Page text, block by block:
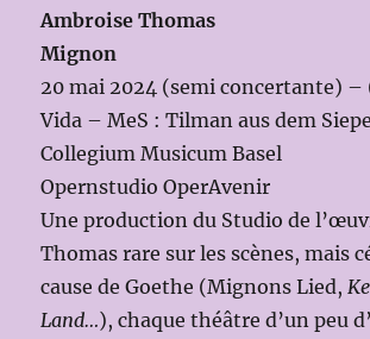
Ambroise Thomas
Mignon
20 mai 2024 (semi concertante) –
Vida – MeS : Tilman aus dem
Collegium Musicum Basel
Opernstudio OperAvenir
Une production du Studio de
Thomas rare sur les scènes, mais
cause de Goethe (Mignons Lied,
Land…), chaque théâtre d’un peu